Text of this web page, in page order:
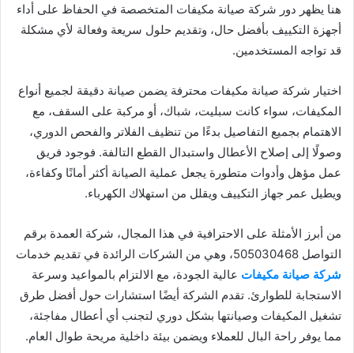
هنا يظهر دور شركة صيانة مكيفات المتخصصة في الحفاظ على أداء
أجهزة التكييف بأفضل حال، وتقديم حلول سريعة وفعالة لأي مشكلة
قد تواجه المستخدمين.
اختيار شركة صيانة مكيفات محترفة يضمن صيانة دقيقة لجميع أنواع
المكيفات، سواء كانت سبليت، شباك، أو مركبة على السقف، مع
الاهتمام بجميع التفاصيل بدءًا من تنظيف الفلاتر والفحص الدوري،
وصولًا إلى إصلاح الأعطال واستبدال القطع التالفة. فوجود فريق
عمل مؤهل وأدوات متطورة يجعل عملية الصيانة أكثر أمانًا وكفاءة،
ويطيل عمر جهاز التكييف ويقلل من استهلاك الكهرباء.
من أبرز الأمثلة على الاحترافية في هذا المجال، شركة العمدة برقم
التواصل 505030468، وهي من الشركات الرائدة في تقديم خدمات
شركة صيانة مكيفات عالية الجودة، مع الالتزام بالمواعيد وسرعة
الاستجابة للطوارئ. تقدم الشركة أيضًا استشارات حول أفضل طرق
تشغيل المكيفات وصيانتها بشكل دوري لتجنب أي أعطال مفاجئة،
مما يوفر راحة البال للعملاء ويضمن بيئة داخلية مريحة طوال العام.